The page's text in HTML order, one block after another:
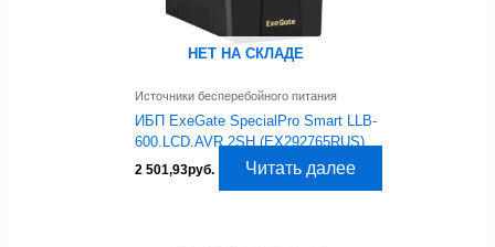
НЕТ НА СКЛАДЕ
Источники бесперебойного питания
ИБП ExeGate SpecialPro Smart LLB-
600.LCD.AVR.2SH (EX292765RUS)
2 501,93руб. Читать далее